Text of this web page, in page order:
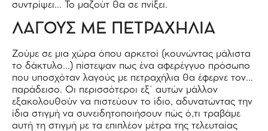
συντρίψει… Το μαζούτ θα σε πνίξει.
ΛΑΓΟΥΣ ΜΕ ΠΕΤΡΑΧΗΛΙΑ
Ζούμε σε μια χώρα όπου αρκετοί (κουνώντας μάλιστα
το δάκτυλο…) πίστεψαν πως ένα αφερέγγυο πρόσωπο
που υποσχόταν λαγούς με πετραχήλια θα έφερνε τον…
παράδεισο. Οι περισσότεροι εξ΄ αυτών μάλλον
εξακολουθούν να πιστεύουν το ίδιο, αδυνατώντας την
ίδια στιγμή να συνειδητοποιήσουν πώς ό,τι τραβάμε
αυτή τη στιγμή με τα επιπλέον μέτρα της τελευταίας